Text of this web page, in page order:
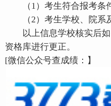
（1）考生符合报考条件
（2）考生学校、院系及
以上信息学校核实后如
资格库进行更正。
[微信公众号查成绩：】